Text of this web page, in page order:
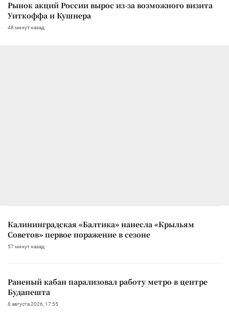
Рынок акций России вырос из-за возможного визита
Уиткоффа и Кушнера
48 минут назад
Калининградская «Балтика» нанесла «Крыльям
Советов» первое поражение в сезоне
57 минут назад
Раненый кабан парализовал работу метро в центре
Будапешта
8 августа 2026, 17:55